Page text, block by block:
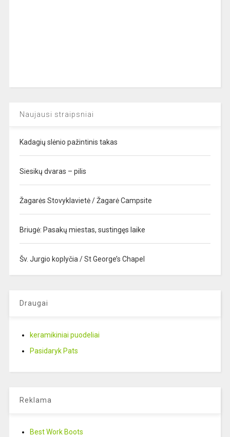
Naujausi straipsniai
Kadagių slėnio pažintinis takas
Siesikų dvaras – pilis
Žagarės Stovyklavietė / Žagarė Campsite
Briugė: Pasakų miestas, sustingęs laike
Šv. Jurgio koplyčia / St George’s Chapel
Draugai
keramikiniai puodeliai
Pasidaryk Pats
Reklama
Best Work Boots